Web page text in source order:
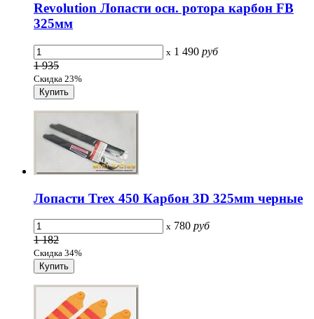
Revolution Лопасти осн. ротора карбон FB
325мм
x 1 490 руб
1 935
Скидка 23%
Лопасти Trex 450 Карбон 3D 325мm черные
x 780 руб
1 182
Скидка 34%